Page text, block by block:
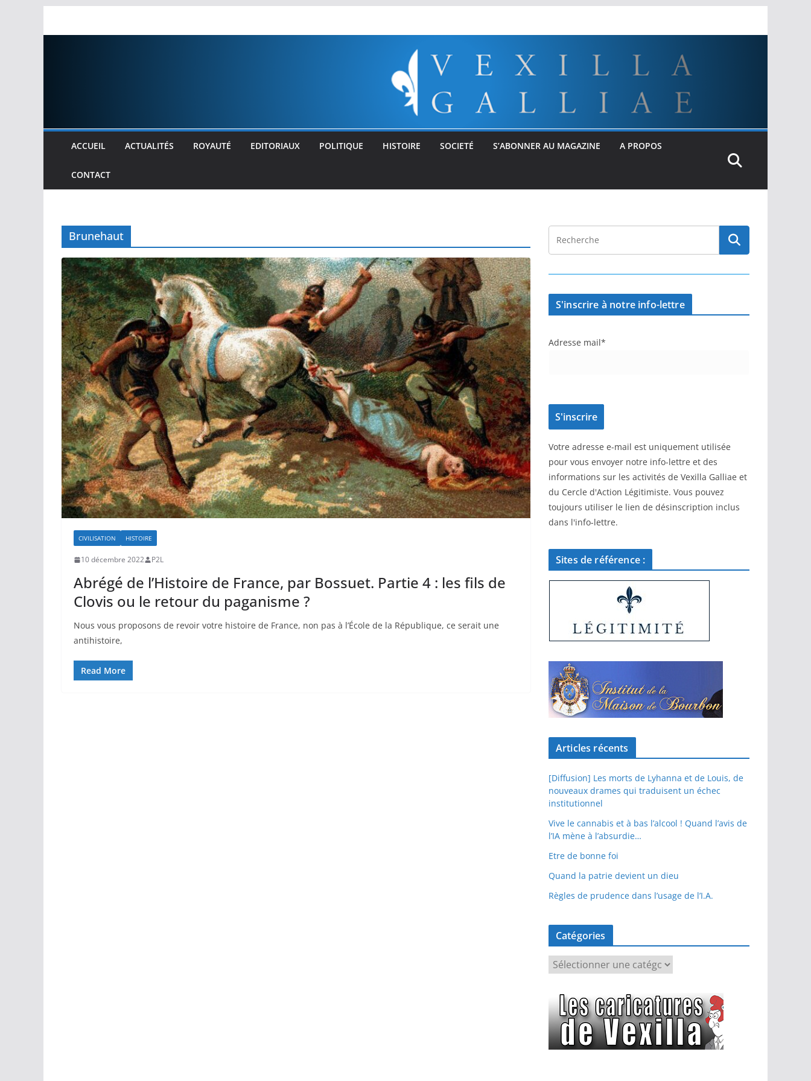
ACCUEIL ACTUALITÉS ROYAUTÉ EDITORIAUX POLITIQUE HISTOIRE SOCIETÉ S’ABONNER AU MAGAZINE A PROPOS
CONTACT
Brunehaut
CIVILISATION HISTOIRE
10 décembre 2022 P2L
Abrégé de l’Histoire de France, par Bossuet. Partie 4 : les fils de
Clovis ou le retour du paganisme ?
Nous vous proposons de revoir votre histoire de France, non pas à l’École de la République, ce serait une
antihistoire,
Read More
S'inscrire à notre info-lettre
Adresse mail*
Votre adresse e-mail est uniquement utilisée
pour vous envoyer notre info-lettre et des
informations sur les activités de Vexilla Galliae et
du Cercle d'Action Légitimiste. Vous pouvez
toujours utiliser le lien de désinscription inclus
dans l'info-lettre.
Sites de référence :
Articles récents
[Diffusion] Les morts de Lyhanna et de Louis, de
nouveaux drames qui traduisent un échec
institutionnel
Vive le cannabis et à bas l’alcool ! Quand l’avis de
l’IA mène à l’absurdie…
Etre de bonne foi
Quand la patrie devient un dieu
Règles de prudence dans l’usage de l’I.A.
Catégories
é
g
o
r